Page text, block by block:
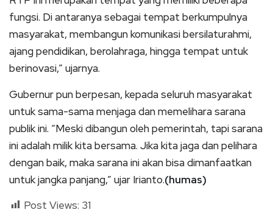
fungsi. Di antaranya sebagai tempat berkumpulnya
masyarakat, membangun komunikasi bersilaturahmi,
ajang pendidikan, berolahraga, hingga tempat untuk
berinovasi,” ujarnya.
Gubernur pun berpesan, kepada seluruh masyarakat
untuk sama-sama menjaga dan memelihara sarana
publik ini. “Meski dibangun oleh pemerintah, tapi sarana
ini adalah milik kita bersama. Jika kita jaga dan pelihara
dengan baik, maka sarana ini akan bisa dimanfaatkan
untuk jangka panjang,” ujar Irianto.(humas)
Post Views: 31